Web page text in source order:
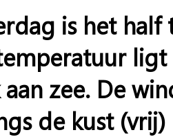
is het
ligt
zee. De
de kust